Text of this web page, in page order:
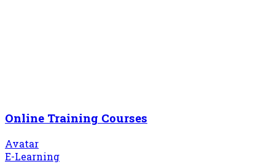
Online Training Courses
Avatar
E-Learning